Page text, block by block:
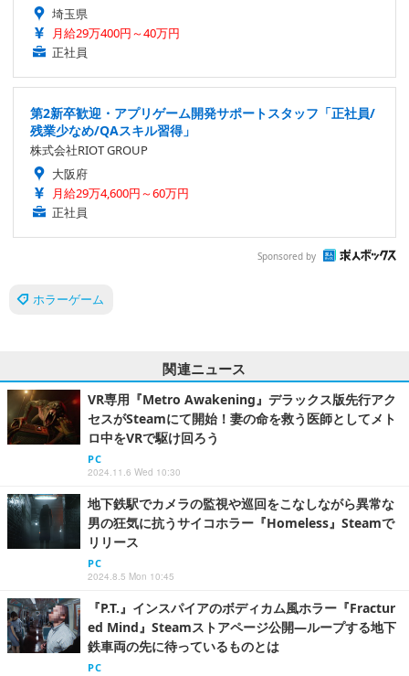
埼玉県
月給29万400円～40万円
正社員
第2新卒歓迎・アプリゲーム開発サポートスタッフ「正社員/
残業少なめ/QAスキル習得」
株式会社RIOT GROUP
大阪府
月給29万4,600円～60万円
正社員
Sponsored by
ホラーゲーム
関連ニュース
VR専用『Metro Awakening』デラックス版先行アク
セスがSteamにて開始！妻の命を救う医師としてメト
ロ中をVRで駆け回ろう
PC
2024.11.6 Wed 10:30
地下鉄駅でカメラの監視や巡回をこなしながら異常な
男の狂気に抗うサイコホラー『Homeless』Steamで
リリース
PC
2024.8.5 Mon 10:45
『P.T.』インスパイアのボディカム風ホラー『Fractur
ed Mind』Steamストアページ公開―ループする地下
鉄車両の先に待っているものとは
PC